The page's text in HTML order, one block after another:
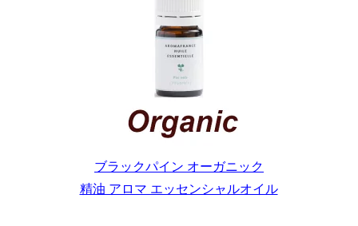
ブラックパイン オーガニック
精油 アロマ エッセンシャルオイル